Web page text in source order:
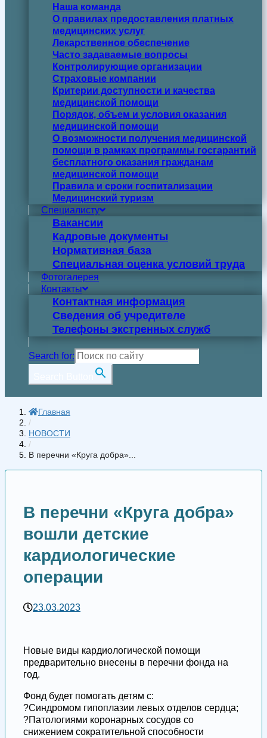
Наша команда
О правилах предоставления платных
медицинских услуг
Лекарственное обеспечение
Часто задаваемые вопросы
Контролирующие организации
Страховые компании
Критерии доступности и качества
медицинской помощи
Порядок, объем и условия оказания
медицинской помощи
О возможности получения медицинской
помощи в рамках программы госгарантий
бесплатного оказания гражданам
медицинской помощи
Правила и сроки госпитализации
Медицинский туризм
Специалисту
Вакансии
Кадровые документы
Нормативная база
Специальная оценка условий труда
Фотогалерея
Контакты
Контактная информация
Сведения об учредителе
Телефоны экстренных служб
Search for:
Главная
/
НОВОСТИ
/
В перечни «Круга добра»...
В перечни «Круга добра»
вошли детские
кардиологические
операции
23.03.2023
Новые виды кардиологической помощи
предварительно внесены в перечни фонда на
год.
Фонд будет помогать детям с:
?Синдромом гипоплазии левых отделов сердца;
?Патологиями коронарных сосудов со
снижением сократительной способности